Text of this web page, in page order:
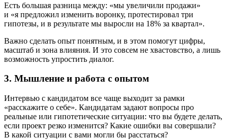
Есть большая разница между: «мы увеличили продажи»
и «я предложил изменить воронку, протестировал три
гипотезы, и в результате мы выросли на 18% за квартал».
Важно сделать опыт понятным, и в этом помогут цифры,
масштаб и зона влияния. И это совсем не хвастовство, а лишь
возможность упростить диалог.
3. Мышление и работа с опытом
Интервью с кандидатом все чаще выходит за рамки
«расскажите о себе». Кандидатам задают вопросы про
реальные или гипотетические ситуации: что вы будете делать,
если проект резко изменится? Какие ошибки вы совершали?
В какой ситуации с вами могли бы расстаться?